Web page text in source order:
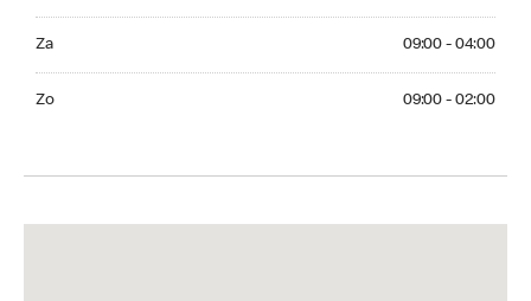
Za 09:00 - 04:00
Zo 09:00 - 02:00